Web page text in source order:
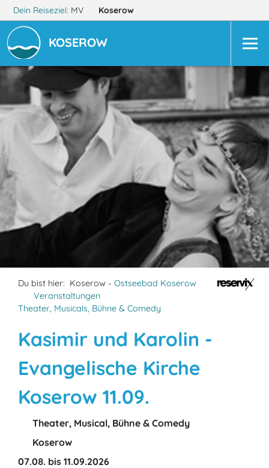
Dein Reiseziel: MV Koserow
KOSEROW
Du bist hier: Koserow - Ostseebad Koserow
Veranstaltungen
Theater, Musicals, Bühne & Comedy
Kasimir und Karolin -
Evangelische Kirche
Koserow 11.09.
Theater, Musical, Bühne & Comedy
Koserow
07.08. bis 11.09.2026